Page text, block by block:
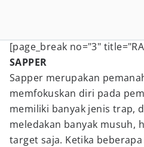
[page_break no="3"
SAPPER
Sapper merupakan
memfokuskan diri pada
memiliki banyak jenis trap,
meledakan banyak musuh,
target saja. Ketika